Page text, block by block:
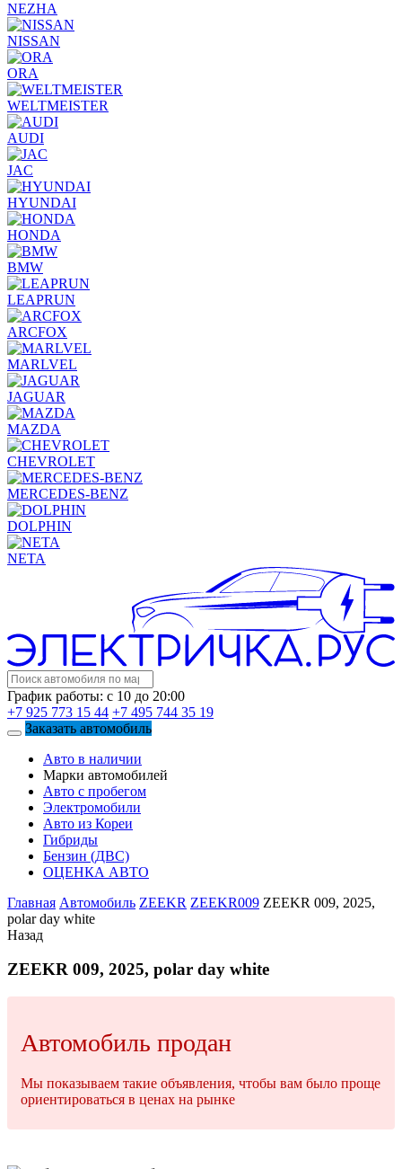
NEZHA
NISSAN
ORA
WELTMEISTER
AUDI
JAC
HYUNDAI
HONDA
BMW
LEAPRUN
ARCFOX
MARLVEL
JAGUAR
MAZDA
CHEVROLET
MERCEDES-BENZ
DOLPHIN
NETA
График работы: с 10 до 20:00
+7 925 773 15 44 +7 495 744 35 19
Заказать автомобиль
Авто в наличии
Марки автомобилей
Авто с пробегом
Электромобили
Авто из Кореи
Гибриды
Бензин (ДВС)
ОЦЕНКА АВТО
Главная Автомобиль ZEEKR ZEEKR009 ZEEKR 009, 2025,
polar day white
Назад
ZEEKR 009, 2025, polar day white
Автомобиль продан
Мы показываем такие объявления, чтобы вам было проще
ориентироваться в ценах на рынке